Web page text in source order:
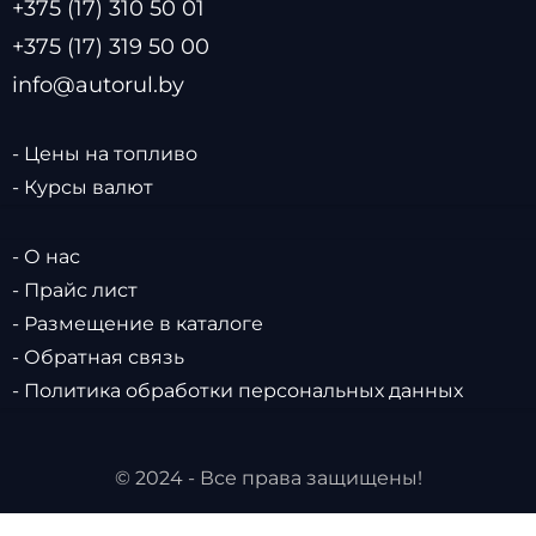
+375 (17) 310 50 01
+375 (17) 319 50 00
info@autorul.by
- Цены на топливо
- Курсы валют
- О нас
- Прайс лист
- Размещение в каталоге
- Обратная связь
- Политика обработки персональных данных
© 2024 - Все права защищены!